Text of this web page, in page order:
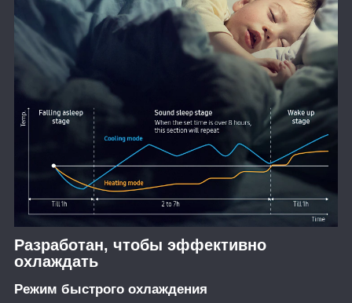
Разработан, чтобы эффективно
охлаждать
Режим быстрого охлаждения